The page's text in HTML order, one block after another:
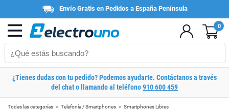
Envío Gratis en Pedidos a España Península
0
¿Tienes dudas con tu pedido? Podemos ayudarte. Contáctanos a través
del chat o llamando al teléfono910 600 459
Todas las categorías Telefonía / Smartphones Smartphones Libres